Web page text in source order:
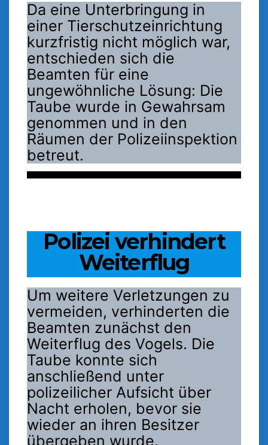
Da eine Unterbringung in
einer Tierschutzeinrichtung
kurzfristig nicht möglich war,
entschieden sich die
Beamten für eine
ungewöhnliche Lösung: Die
Taube wurde in Gewahrsam
genommen und in den
Räumen der Polizeiinspektion
betreut.
Polizei verhindert
Weiterflug
Um weitere Verletzungen zu
vermeiden, verhinderten die
Beamten zunächst den
Weiterflug des Vogels. Die
Taube konnte sich
anschließend unter
polizeilicher Aufsicht über
Nacht erholen, bevor sie
wieder an ihren Besitzer
übergeben wurde.